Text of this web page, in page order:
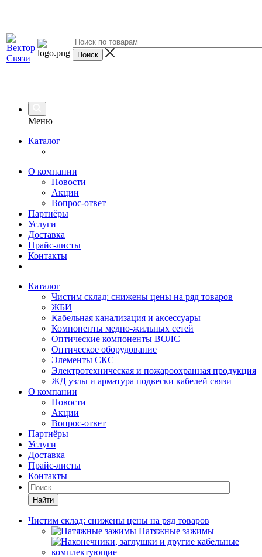
Меню
Каталог
О компании
Новости
Акции
Вопрос-ответ
Партнёры
Услуги
Доставка
Прайс-листы
Контакты
Каталог
Чистим склад: снижены цены на ряд товаров
ЖБИ
Кабельная канализация и аксессуары
Компоненты медно-жильных сетей
Оптические компоненты ВОЛС
Оптическое оборудование
Элементы СКС
Электротехническая и пожароохранная продукция
ЖД узлы и арматура подвески кабелей связи
О компании
Новости
Акции
Вопрос-ответ
Партнёры
Услуги
Доставка
Прайс-листы
Контакты
Найти
Чистим склад: снижены цены на ряд товаров
Натяжные зажимы